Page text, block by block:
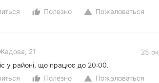
thumb_up_alt
Полезно warning Пожаловаться
21
25
у районі, що працює до 20:00.
thumb_up_alt
Полезно warning Пожаловаться